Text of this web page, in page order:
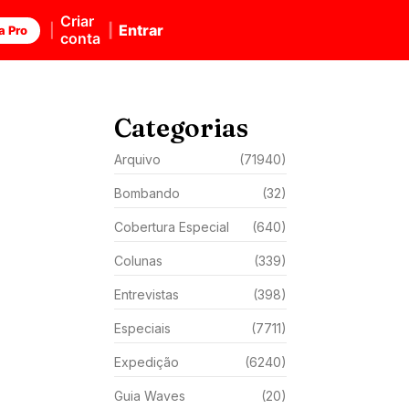
Pro
Criar
conta
Entrar
Categorias
Arquivo (71940)
Bombando (32)
Cobertura Especial (640)
Colunas (339)
Entrevistas (398)
Especiais (7711)
Expedição (6240)
Guia Waves (20)